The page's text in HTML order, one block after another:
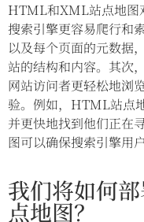
HTML和XML站点地图
搜索引擎更容易爬行和
以及每个页面的元数据
站的结构和内容。其次
网站访问者更轻松地浏
验。例如，HTML站点
并更快地找到他们正在
图可以确保搜索引擎用
我们将如何
点地图？